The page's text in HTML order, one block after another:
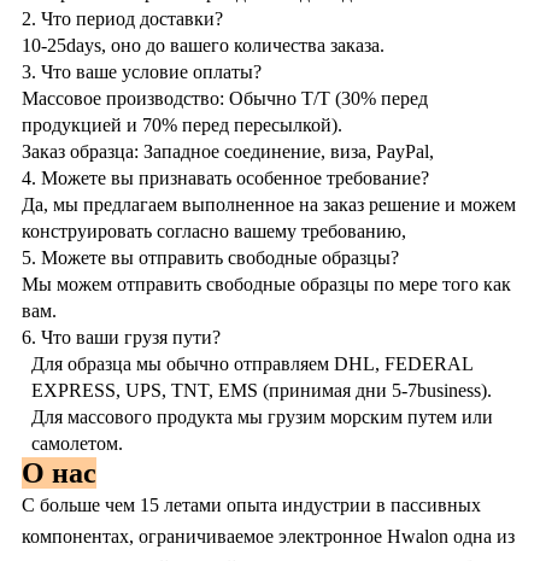
2. Что период доставки?
10-25days, оно до вашего количества заказа.
3. Что ваше условие оплаты?
Массовое производство: Обычно T/T (30% перед
продукцией и 70% перед пересылкой).
Заказ образца: Западное соединение, виза, PayPal,
4. Можете вы признавать особенное требование?
Да, мы предлагаем выполненное на заказ решение и можем
конструировать согласно вашему требованию,
5. Можете вы отправить свободные образцы?
Мы можем отправить свободные образцы по мере того как
вам.
6. Что ваши грузя пути?
Для образца мы обычно отправляем DHL, FEDERAL
EXPRESS, UPS, TNT, EMS (принимая дни 5-7business).
Для массового продукта мы грузим морским путем или
самолетом.
О нас
С больше чем 15 летами опыта индустрии в пассивных
компонентах, ограничиваемое электронное Hwalon одна из